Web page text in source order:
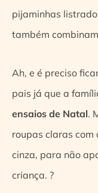
pijaminhas
também
Ah, e é preciso
pais já que a
ensaios de Natal.
roupas claras com
cinza, para não
criança. ?